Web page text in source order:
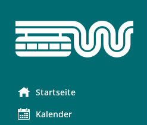
Startseite
Kalender